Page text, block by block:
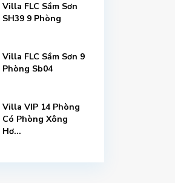
Villa FLC Sầm Sơn
SH39 9 Phòng
Villa FLC Sầm Sơn 9
Phòng Sb04
Villa VIP 14 Phòng
Có Phòng Xông
Hơ...